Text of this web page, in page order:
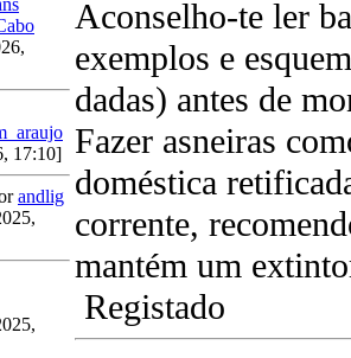
17:10]
andlig
Aconselho-te ler
exemplos e
dadas) antes de
Fazer asneiras
doméstica
corrente,
mantém um
Registado